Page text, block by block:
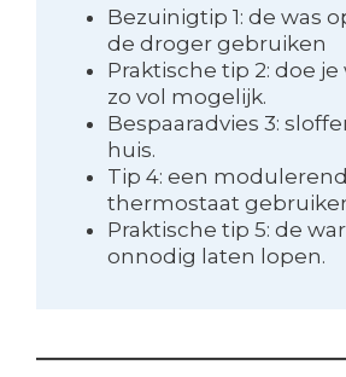
Bezuinigtip 1: de was
de droger gebruiken
Praktische tip 2: doe
zo vol mogelijk.
Bespaaradvies 3:
huis.
Tip 4: een
thermostaat
Praktische tip 5: de
onnodig laten lopen.